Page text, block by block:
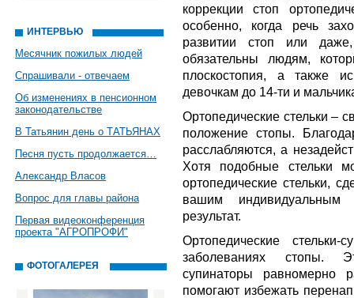
ИНТЕРВЬЮ
Месячник пожилых людей
Спрашивали - отвечаем
Об изменениях в пенсионном
законодательстве
В Татьянин день о ТАТЬЯНАХ
Песня пусть продолжается…
Александр Власов
Вопрос для главы района
Первая видеоконференция
проекта "АГРОПРОФИ"
ФОТОГАЛЕРЕЯ
коррекции стоп
особенно, когда речь
развитии стоп или
обязательны людям,
плоскостопия, а также
девочкам до 14-ти и
Ортопедические стельки –
положение стопы.
расслабляются, а
Хотя подобные стельки
ортопедические стельки,
вашим индивидуальным
результат.
Ортопедические
заболеваниях стопы.
супинаторы равномерно
помогают избежать